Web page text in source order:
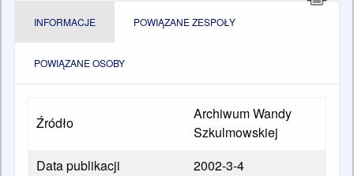
INFORMACJE POWIĄZANE ZESPOŁY
POWIĄZANE OSOBY
Źródło
Archiwum Wandy
Szkulmowskiej
Data publikacji
2002-3-4